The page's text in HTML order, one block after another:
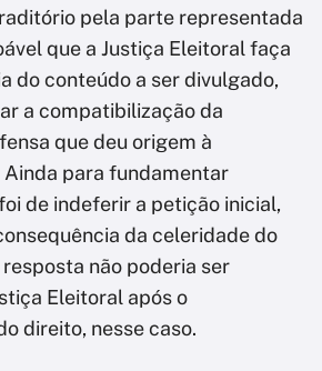
pela parte representada
que a Justiça Eleitoral faça
do conteúdo a ser divulgado,
a compatibilização da
que deu origem à
para fundamentar
de indeferir a petição inicial,
da celeridade do
não poderia ser
Eleitoral após o
direito, nesse caso.